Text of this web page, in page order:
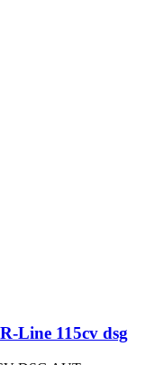
Line 115cv dsg